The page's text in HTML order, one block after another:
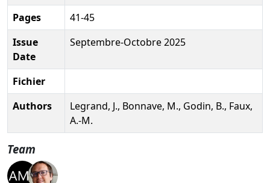
Pages
41-45
Issue
Date
Septembre-Octobre 2025
Fichier
Authors
Legrand, J., Bonnave, M., Godin, B., Faux,
A.-M.
Team